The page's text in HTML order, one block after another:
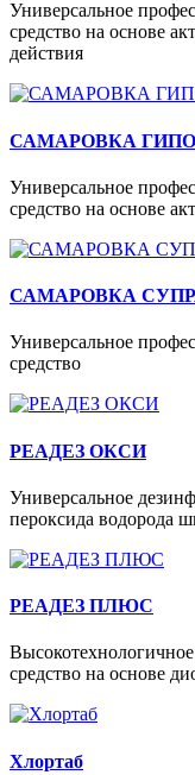
Универсальное
средство на основе
действия
САМАРОВКА
Универсальное
средство на основе
САМАРОВКА
Универсальное
средство
РЕАДЕЗ ОКСИ
Универсальное
пероксида водорода
РЕАДЕЗ ПЛЮС
средство на основе
Хлортаб